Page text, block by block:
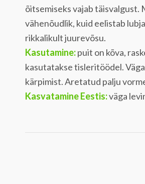
õitsemiseks vajab täisvalgust.
vähenõudlik, kuid eelistab
rikkalikult juurevõsu.
Kasutamine:puit on kõva,
kasutatakse tisleritöödel.
kärpimist. Aretatud palju
Kasvatamine Eestis:väga